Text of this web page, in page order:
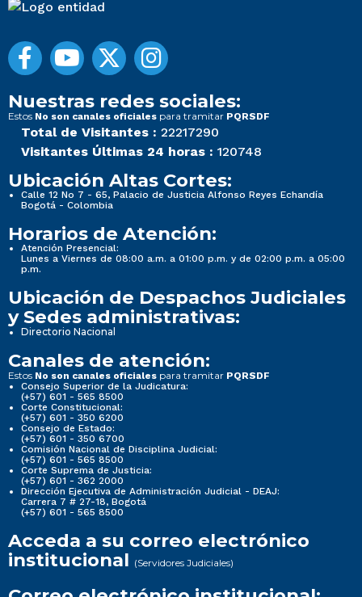
Nuestras redes sociales:
Estos No son canales oficiales para tramitar PQRSDF
Total de Visitantes : 22217290
Visitantes Últimas 24 horas : 120748
Ubicación Altas Cortes:
Calle 12 No 7 - 65, Palacio de Justicia Alfonso Reyes Echandía
Bogotá - Colombia
Horarios de Atención:
Atención Presencial:
Lunes a Viernes de 08:00 a.m. a 01:00 p.m. y de 02:00 p.m. a 05:00
p.m.
Ubicación de Despachos Judiciales
y Sedes administrativas:
Directorio Nacional
Canales de atención:
Estos No son canales oficiales para tramitar PQRSDF
Consejo Superior de la Judicatura:
(+57) 601 - 565 8500
Corte Constitucional:
(+57) 601 - 350 6200
Consejo de Estado:
(+57) 601 - 350 6700
Comisión Nacional de Disciplina Judicial:
(+57) 601 - 565 8500
Corte Suprema de Justicia:
(+57) 601 - 362 2000
Dirección Ejecutiva de Administración Judicial - DEAJ:
Carrera 7 # 27-18, Bogotá
(+57) 601 - 565 8500
Acceda a su correo electrónico
institucional (Servidores Judiciales)